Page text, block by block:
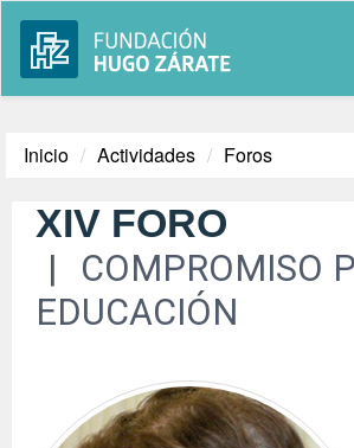
Inicio Actividades Foros
XIV FORO
COMPROMISO
EDUCACIÓN